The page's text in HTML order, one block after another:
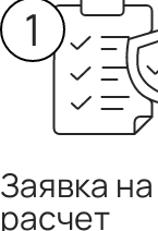
Заявка на
расчет